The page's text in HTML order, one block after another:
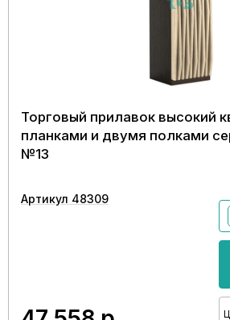
Торговый прилавок высокий
планками и двумя полками
№13
Артикул 48309